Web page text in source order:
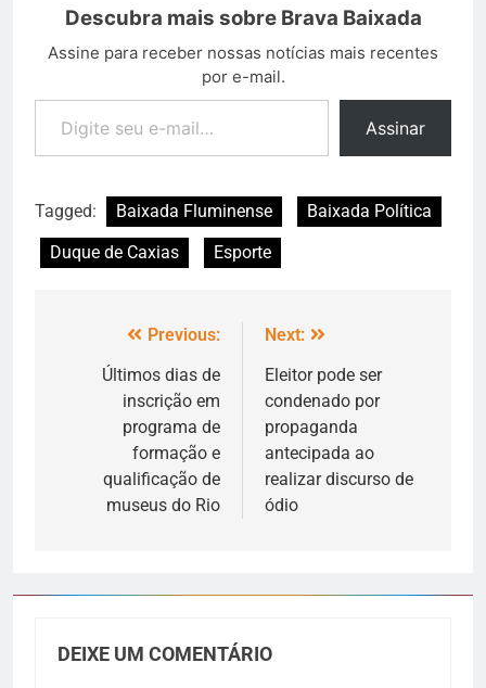
Descubra mais sobre Brava Baixada
Assine para receber nossas notícias mais recentes
por e-mail.
Assinar
Tagged: Baixada Fluminense
Baixada Política
Duque de Caxias
Esporte
Previous:
Últimos dias de
inscrição em
programa de
formação e
qualificação de
museus do Rio
Next:
Eleitor pode ser
condenado por
propaganda
antecipada ao
realizar discurso de
ódio
DEIXE UM COMENTÁRIO